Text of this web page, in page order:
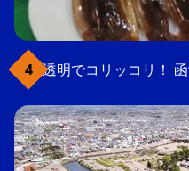
透明でコリッコリ！